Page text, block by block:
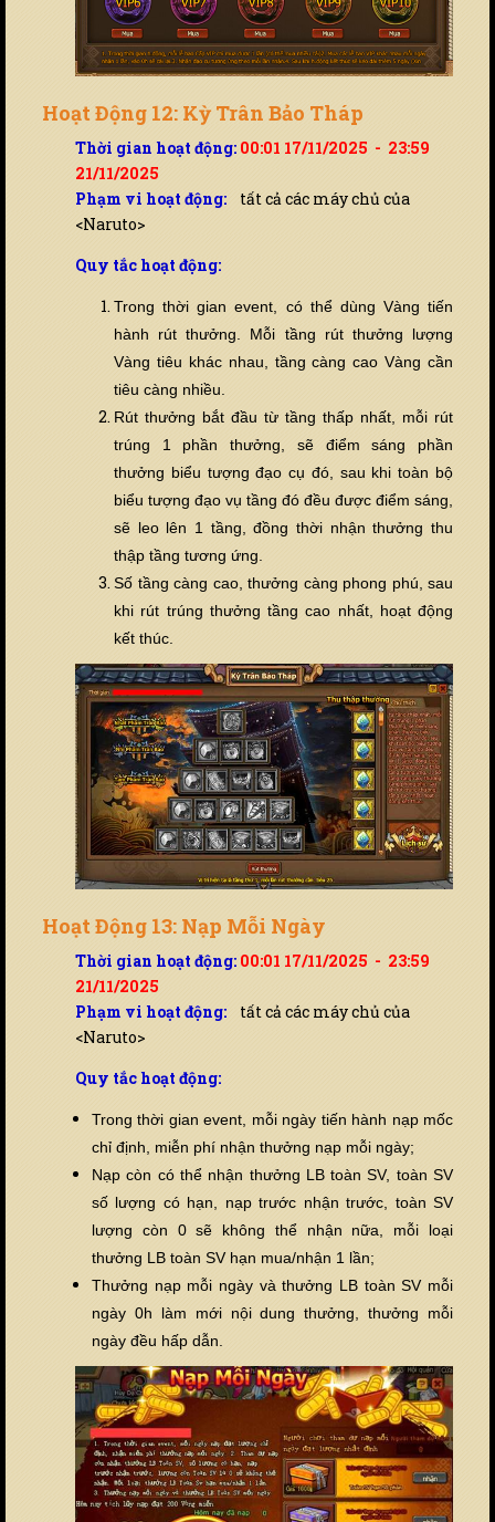
Hoạt Động 12: Kỳ Trân Bảo Tháp
Thời gian hoạt động: 00:01 17/11/2025 - 23:59
21/11/2025
Phạm vi hoạt động: tất cả các máy chủ của
<Naruto>
Quy tắc hoạt động:
Trong thời gian event, có thể dùng Vàng tiến
hành rút thưởng. Mỗi tầng rút thưởng lượng
Vàng tiêu khác nhau, tầng càng cao Vàng cần
tiêu càng nhiều.
Rút thưởng bắt đầu từ tầng thấp nhất, mỗi rút
trúng 1 phần thưởng, sẽ điểm sáng phần
thưởng biểu tượng đạo cụ đó, sau khi toàn bộ
biểu tượng đạo vụ tầng đó đều được điểm sáng,
sẽ leo lên 1 tầng, đồng thời nhận thưởng thu
thập tầng tương ứng.
Số tầng càng cao, thưởng càng phong phú, sau
khi rút trúng thưởng tầng cao nhất, hoạt động
kết thúc.
Hoạt Động 13: Nạp Mỗi Ngày
Thời gian hoạt động: 00:01 17/11/2025 - 23:59
21/11/2025
Phạm vi hoạt động: tất cả các máy chủ của
<Naruto>
Quy tắc hoạt động:
Trong thời gian event, mỗi ngày tiến hành nạp mốc
chỉ định, miễn phí nhận thưởng nạp mỗi ngày;
Nạp còn có thể nhận thưởng LB toàn SV, toàn SV
số lượng có hạn, nạp trước nhận trước, toàn SV
lượng còn 0 sẽ không thể nhận nữa, mỗi loại
thưởng LB toàn SV hạn mua/nhận 1 lần;
Thưởng nạp mỗi ngày và thưởng LB toàn SV mỗi
ngày 0h làm mới nội dung thưởng, thưởng mỗi
ngày đều hấp dẫn.